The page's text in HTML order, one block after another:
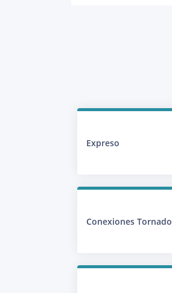
Expreso
Conexiones Tornado